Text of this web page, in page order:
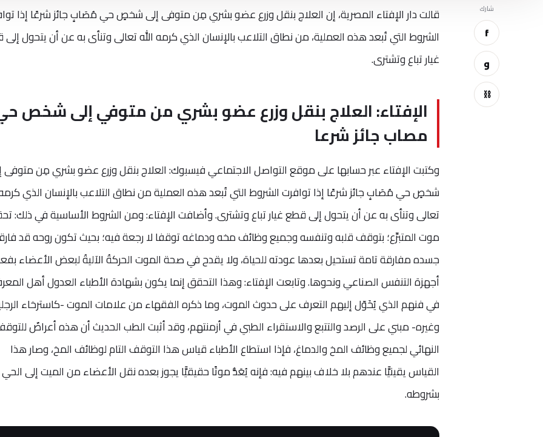
شارك
f
و
⛓
قالت دار الإفتاء المصرية، إن العلاج بنقل وزرع عضو بشري مِن متوفى إلى شخصٍ حي مُصَابٍ جائز شرعًا إذا
الشروط التي تُبعد هذه العملية، من نطاق التلاعب بالإنسان الذي كرمه الله تعالى وتنأى به عن أن يتحول
غيار تباع وتشترى.
الإفتاء: العلاج بنقل وزرع عضو بشري من متوفي إلى شخص
مصاب جائز شرعا
وكتبت الإفتاء عبر حسابها على موقع التواصل الاجتماعي فيسبوك: العلاج بنقل وزرع عضو بشري مِن متوفى
شخصٍ حي مُصَابٍ جائز شرعًا إذا توافرت الشروط التي تُبعد هذه العملية من نطاق التلاعب بالإنسان الذي كرمه
تعالى وتنأى به عن أن يتحول إلى قطع غيار تباع وتشترى. وأضافت الإفتاء: ومن الشروط الأساسية في ذلك:
موت المتبرِّع؛ بتوقف قلبه وتنفسه وجميع وظائف مخه ودماغه توقفا لا رجعة فيه؛ بحيث تكون روحه قد
جسده مفارقة تامة تستحيل بعدها عودته للحياة، ولا يقدح في صحة الموت الحركةُ الآليةُ لبعض الأعضاء
أجهزة التنفس الصناعي ونحوها. وتابعت الإفتاء: وهذا التحقق إنما يكون بشهادة الأطباء العدول أهل
في فنهم الذي يُخَوّل إليهم التعرف على حدوث الموت، وما ذكره الفقهاء من علامات الموت -كاسترخاء
وغيره- مبني على الرصد والتتبع والاستقراء الطبي في أزمنتهم، وقد أثبت الطب الحديث أن هذه أعراضٌ
النهائي لجميع وظائف المخ والدماغ، فإذا استطاع الأطباء قياس هذا التوقف التام لوظائف المخ، وصار هذا
القياس يقينيًّا عندهم بلا خلاف بينهم فيه: فإنه يُعَدُّ موتًا حقيقيًّا يجوز بعده نقل الأعضاء من الميت إلى الحي
بشروطه.